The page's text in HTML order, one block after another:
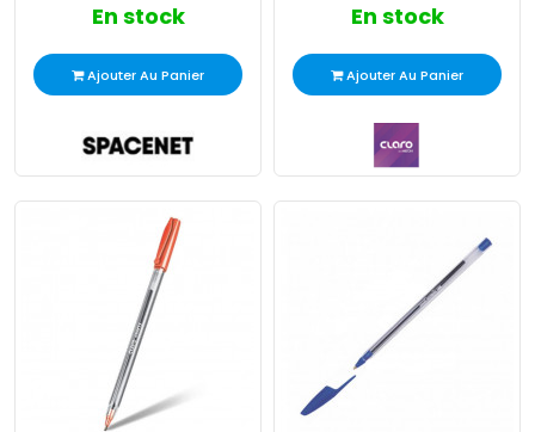
En stock
Ajouter Au Panier
En stock
Ajouter Au Panier